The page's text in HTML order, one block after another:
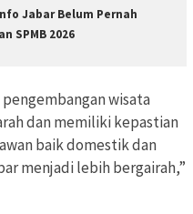
Jabar Belum Pernah
SPMB 2026
wisata
dan memiliki kepastian
baik domestik dan
menjadi lebih bergairah,”